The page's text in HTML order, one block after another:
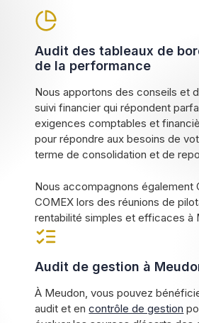
Audit des tableaux de
de la performance
Nous apportons des conseils et
suivi financier qui répondent
exigences comptables et
pour répondre aux besoins de
terme de consolidation et de
Nous accompagnons également
COMEX lors des réunions de
rentabilité simples et efficaces à
Audit de gestion à
À Meudon, vous pouvez
audit et encontrôle de gestion